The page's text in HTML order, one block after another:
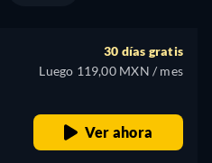
30 días gratis
Luego 119,00 MXN / mes
Ver ahora